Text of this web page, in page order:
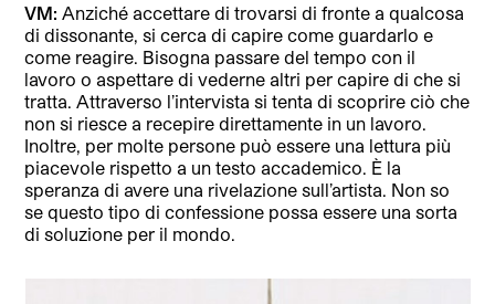
VM: Anziché accettare di trovarsi di fronte a qualcosa
di dissonante, si cerca di capire come guardarlo e
come reagire. Bisogna passare del tempo con il
lavoro o aspettare di vederne altri per capire di che si
tratta. Attraverso l’intervista si tenta di scoprire ciò che
non si riesce a recepire direttamente in un lavoro.
Inoltre, per molte persone può essere una lettura più
piacevole rispetto a un testo accademico. È la
speranza di avere una rivelazione sull’artista. Non so
se questo tipo di confessione possa essere una sorta
di soluzione per il mondo.